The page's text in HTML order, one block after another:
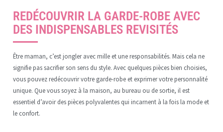
REDÉCOUVRIR LA GARDE-ROBE AVEC
DES INDISPENSABLES REVISITÉS
Être maman, c’est jongler avec mille et une responsabilités. Mais cela ne
signifie pas sacrifier son sens du style. Avec quelques pièces bien choisies,
vous pouvez redécouvrir votre garde-robe et exprimer votre personnalité
unique. Que vous soyez à la maison, au bureau ou de sortie, il est
essentiel d’avoir des pièces polyvalentes qui incarnent à la fois la mode et
le confort.